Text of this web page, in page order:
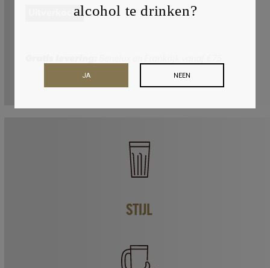
Uitverkocht
STIJL
alcohol te drinken?
NEEN
JA